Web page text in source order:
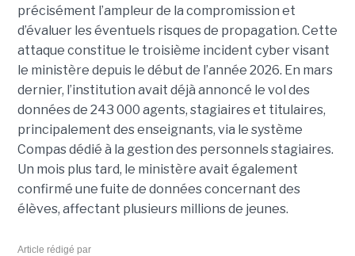
précisément l’ampleur de la compromission et
d’évaluer les éventuels risques de propagation. Cette
attaque constitue le troisième incident cyber visant
le ministère depuis le début de l’année 2026. En mars
dernier, l’institution avait déjà annoncé le vol des
données de 243 000 agents, stagiaires et titulaires,
principalement des enseignants, via le système
Compas dédié à la gestion des personnels stagiaires.
Un mois plus tard, le ministère avait également
confirmé une fuite de données concernant des
élèves, affectant plusieurs millions de jeunes.
Article rédigé par